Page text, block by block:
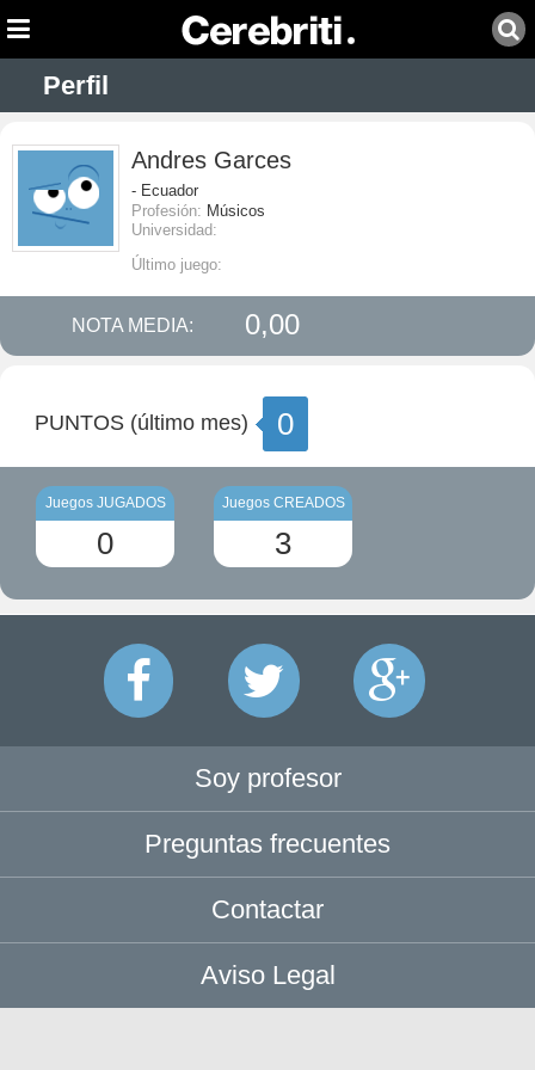
Perfil
Andres Garces
- Ecuador
Profesión: Músicos
Universidad:
Último juego:
NOTA MEDIA: 0,00
PUNTOS (último mes) 0
Juegos JUGADOS
0
Juegos CREADOS
3
Soy profesor
Preguntas frecuentes
Contactar
Aviso Legal